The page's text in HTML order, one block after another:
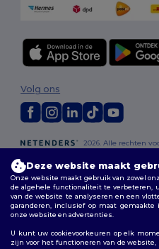
2026. Alle rechten
Cookiebeleid|Sitemap
Volg ons
Bruxelles | Anvers|Mortsel|
Herentals |Hoogstraten | Bruges
Deze website maakt
Onze website maakt gebruik van zowel
de algehele functionaliteit te verbeteren,
van de website te analyseren en een
garanderen, inclusief op maat
onze website en advertenties.
U kunt uw cookievoorkeuren op elk
zijn voor het functioneren van de